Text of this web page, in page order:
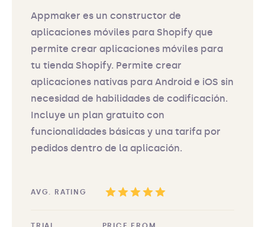
Appmaker es un constructor de
aplicaciones móviles para Shopify que
permite crear aplicaciones móviles para
tu tienda Shopify. Permite crear
aplicaciones nativas para Android e iOS sin
necesidad de habilidades de codificación.
Incluye un plan gratuito con
funcionalidades básicas y una tarifa por
pedidos dentro de la aplicación.
AVG. RATING